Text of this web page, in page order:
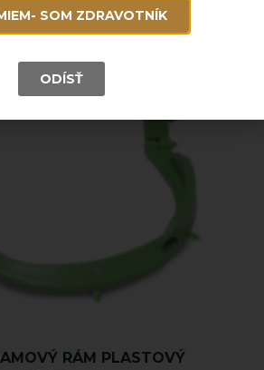
RÁM PLASTOVÝ
SOM ZDRAVOTNÍK
ODÍSŤ